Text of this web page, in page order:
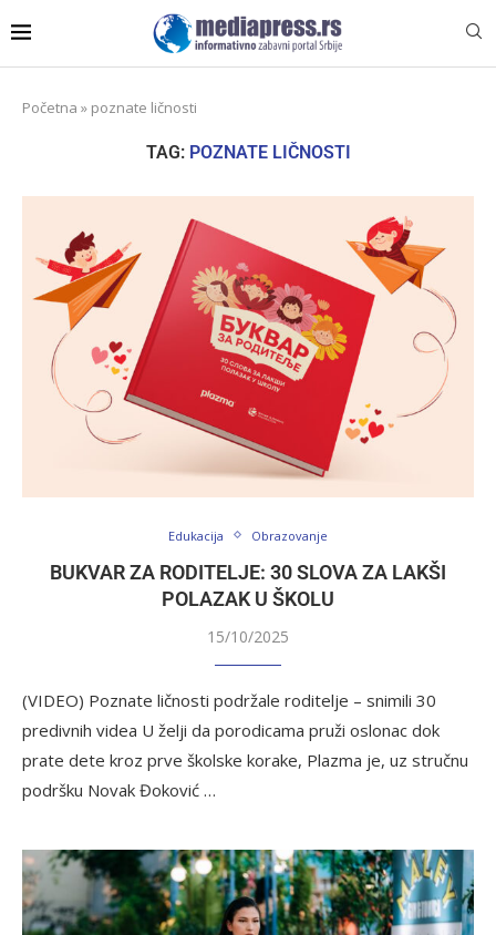
Početna » poznate ličnosti
TAG: POZNATE LIČNOSTI
Edukacija Obrazovanje
BUKVAR ZA RODITELJE: 30 SLOVA ZA LAKŠI
POLAZAK U ŠKOLU
15/10/2025
(VIDEO) Poznate ličnosti podržale roditelje – snimili 30
predivnih videa U želji da porodicama pruži oslonac dok
prate dete kroz prve školske korake, Plazma je, uz stručnu
podršku Novak Đoković …